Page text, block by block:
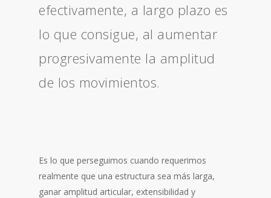
efectivamente, a largo plazo es
lo que consigue, al aumentar
progresivamente la amplitud
de los movimientos.
Es lo que perseguimos cuando requerimos
realmente que una estructura sea más larga,
ganar amplitud articular, extensibilidad y